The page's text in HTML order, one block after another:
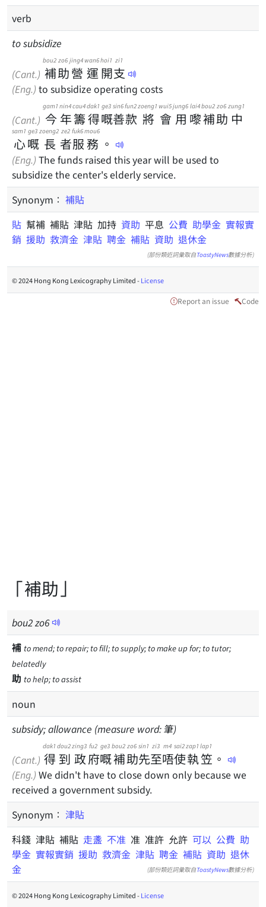
verb
to subsidize
(Cant.) 補
bou2
助
zo6
營
jing4
運
wan6
開
hoi1
支
zi1
(Eng.) to subsidize operating costs
(Cant.) 今
gam1
年
nin4
籌
cau4
得
dak1
嘅
ge3
善
sin6
款
fun2
將
zoeng1
會
wui5
用
jung6
嚟
lai4
補
bou2
助
zo6
中
zung1
心
sam1
嘅
ge3
長
zoeng2
者
ze2
服
fuk6
務
mou6
。
(Eng.) The funds raised this year will be used to
subsidize the center's elderly service.
Synonym： 補貼
貼 幫補 補貼 津貼 加持 資助 平息 公費 助學金 實報實
銷 援助 救濟金 津貼 聘金 補貼 資助 退休金
(部份類近詞彙取自ToastyNews數據分析)
© 2024 Hong Kong Lexicography Limited -License
Report an issue Code
「補助」
bou2zo6
補 to mend; to repair; to fill; to supply; to make up for; to tutor;
belatedly
助 to help; to assist
noun
subsidy; allowance (measure word: 筆)
(Cant.) 得
dak1
到
dou2
政
zing3
府
fu2
嘅
ge3
補
bou2
助
zo6
先
sin1
至
zi3
唔
m4
使
sai2
執
zap1
笠
lap1
。
(Eng.) We didn't have to close down only because we
received a government subsidy.
Synonym： 津貼
科錢 津貼 補貼 走盞 不准 准 准許 允許 可以 公費 助
學金 實報實銷 援助 救濟金 津貼 聘金 補貼 資助 退休
金
(部份類近詞彙取自ToastyNews數據分析)
© 2024 Hong Kong Lexicography Limited -License